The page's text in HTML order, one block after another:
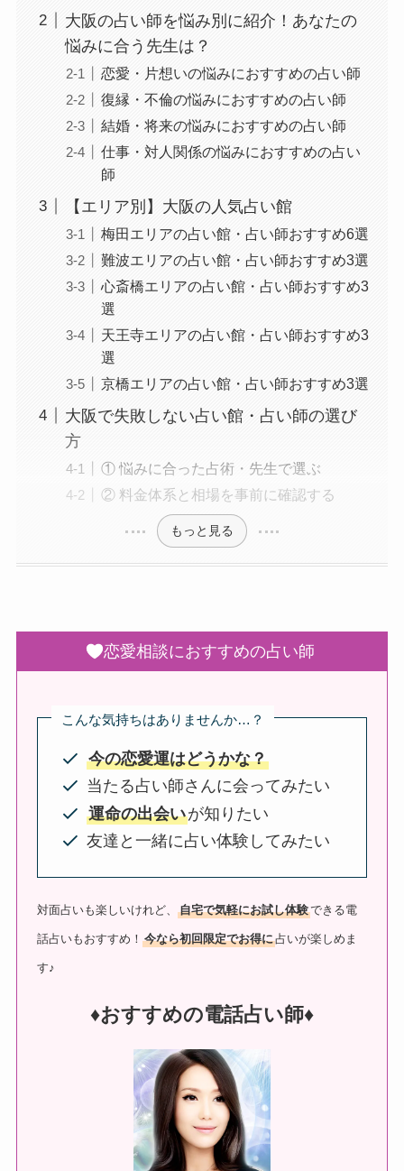
大阪の占い師を悩み別に紹介！あなたの
悩みに合う先生は？
恋愛・片想いの悩みにおすすめの占い師
復縁・不倫の悩みにおすすめの占い師
結婚・将来の悩みにおすすめの占い師
仕事・対人関係の悩みにおすすめの占い
師
【エリア別】大阪の人気占い館
梅田エリアの占い館・占い師おすすめ6選
難波エリアの占い館・占い師おすすめ3選
心斎橋エリアの占い館・占い師おすすめ3
選
天王寺エリアの占い館・占い師おすすめ3
選
京橋エリアの占い館・占い師おすすめ3選
大阪で失敗しない占い館・占い師の選び
方
① 悩みに合った占術・先生で選ぶ
② 料金体系と相場を事前に確認する
もっと見る
恋愛相談におすすめの占い師
こんな気持ちはありませんか…？
今の恋愛運はどうかな？
当たる占い師さんに会ってみたい
運命の出会いが知りたい
友達と一緒に占い体験してみたい
対面占いも楽しいけれど、自宅で気軽にお試し体験できる電
話占いもおすすめ！今なら初回限定でお得に占いが楽しめま
す♪
♦︎おすすめの電話占い師♦︎